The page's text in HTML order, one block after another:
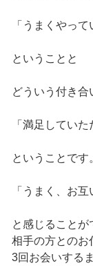
「うまくやって
ということと
どういう付き合
「満足していた
ということです
「うまく、お
と感じることが
相手の方とのお
3回お会いする